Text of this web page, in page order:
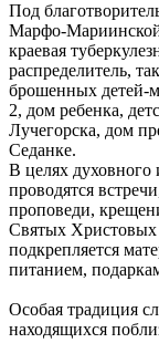
Под
Марфо-Мариинской
краевая
распределитель,
брошенных детей-
2, дом ребенка,
Лучегорска, дом
Седанке.
В целях духовного
проводятся
проповеди,
Святых Христовых
подкрепляется
питанием,
Особая традиция
находящихся